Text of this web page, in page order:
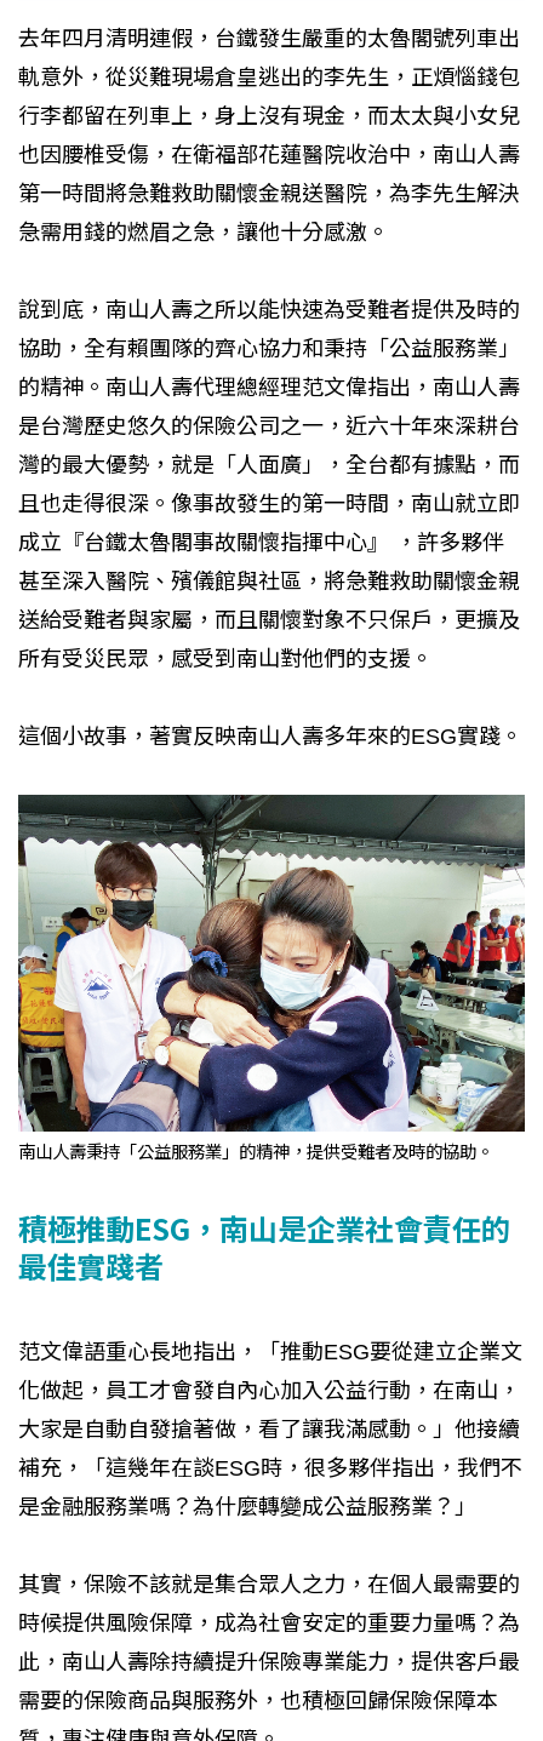
去年四月清明連假，台鐵發生嚴重的太魯閣號列車出
軌意外，從災難現場倉皇逃出的李先生，正煩惱錢包
行李都留在列車上，身上沒有現金，而太太與小女兒
也因腰椎受傷，在衛福部花蓮醫院收治中，南山人壽
第一時間將急難救助關懷金親送醫院，為李先生解決
急需用錢的燃眉之急，讓他十分感激。
說到底，南山人壽之所以能快速為受難者提供及時的
協助，全有賴團隊的齊心協力和秉持「公益服務業」
的精神。南山人壽代理總經理范文偉指出，南山人壽
是台灣歷史悠久的保險公司之一，近六十年來深耕台
灣的最大優勢，就是「人面廣」，全台都有據點，而
且也走得很深。像事故發生的第一時間，南山就立即
成立『台鐵太魯閣事故關懷指揮中心』 ，許多夥伴
甚至深入醫院、殯儀館與社區，將急難救助關懷金親
送給受難者與家屬，而且關懷對象不只保戶，更擴及
所有受災民眾，感受到南山對他們的支援。
這個小故事，著實反映南山人壽多年來的ESG實踐。
南山人壽秉持「公益服務業」的精神，提供受難者及時的協助。
積極推動ESG，南山是企業社會責任的
最佳實踐者
范文偉語重心長地指出，「推動ESG要從建立企業文
化做起，員工才會發自內心加入公益行動，在南山，
大家是自動自發搶著做，看了讓我滿感動。」他接續
補充，「這幾年在談ESG時，很多夥伴指出，我們不
是金融服務業嗎？為什麼轉變成公益服務業？」
其實，保險不該就是集合眾人之力，在個人最需要的
時候提供風險保障，成為社會安定的重要力量嗎？為
此，南山人壽除持續提升保險專業能力，提供客戶最
需要的保險商品與服務外，也積極回歸保險保障本